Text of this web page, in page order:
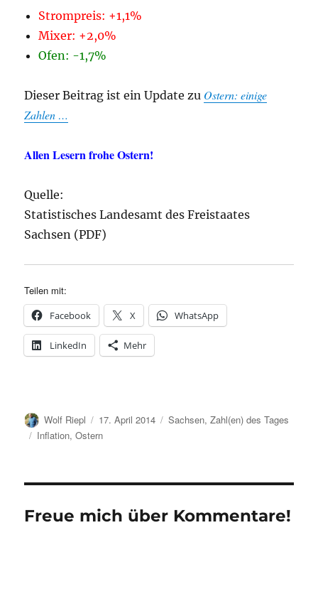
Strompreis: +1,1%
Mixer: +2,0%
Ofen: -1,7%
Dieser Beitrag ist ein Update zu Ostern: einige
Zahlen …
Allen Lesern frohe Ostern!
Quelle:
Statistisches Landesamt des Freistaates
Sachsen (PDF)
Teilen mit:
Facebook X WhatsApp
LinkedIn Mehr
Autor
Wolf Riepl
Veröffentlicht
am
17. April 2014 Kategorien
Sachsen,Zahl(en) des Tages
Schlagwörter
Inflation,Ostern
Freue mich über Kommentare!